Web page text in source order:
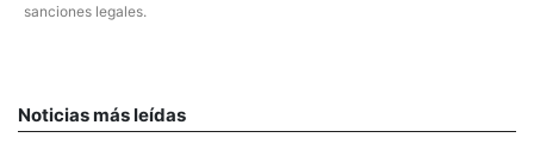
sanciones legales.
Noticias más leídas